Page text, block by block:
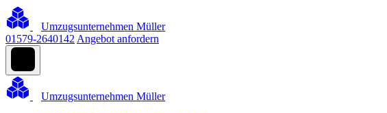
Umzugsunternehmen Müller
01579-2640142 Angebot anfordern
Umzugsunternehmen Müller